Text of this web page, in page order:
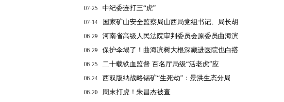
07-25 中纪委连打三“虎”
07-14 国家矿山安全监察局山西局党组书记、局长胡
06-29 河南省高级人民法院审判委员会原委员曲海滨
06-29 保护伞塌了！曲海滨树大根深藏进医院也白搭
06-25 二十载铁血监督 百名厅局级“活老虎”应
06-24 西双版纳战略锡矿“生死劫”：景洪生态分局
06-20 周末打虎！朱昌杰被查